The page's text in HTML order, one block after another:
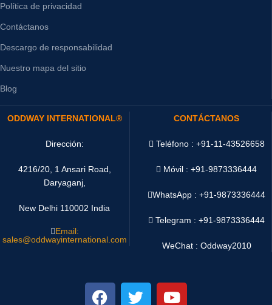
Política de privacidad
Contáctanos
Descargo de responsabilidad
Nuestro mapa del sitio
Blog
ODDWAY INTERNATIONAL®
Dirección:
4216/20, 1 Ansari Road,
Daryaganj,
New Delhi 110002 India
Email:
sales@oddwayinternational.com
CONTÁCTANOS
Teléfono : +91-11-43526658
Móvil : +91-9873336444
WhatsApp :+91-9873336444
Telegram : +91-9873336444
WeChat : Oddway2010